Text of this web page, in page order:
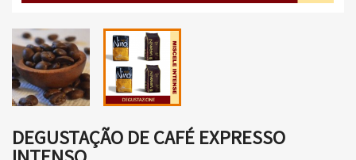
DEGUSTAÇÃO DE CAFÉ EXPRESSO